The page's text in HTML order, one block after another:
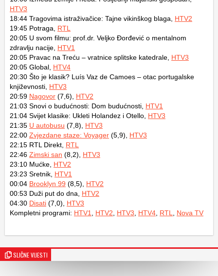
HTV3
18:44 Tragovima istraživačice: Tajne vikinškog blaga, HTV2
19:45 Potraga, RTL
20:05 U svom filmu: prof.dr. Veljko Đorđević o mentalnom
zdravlju nacije, HTV1
20:05 Pravac na Treću – vratnice splitske katedrale, HTV3
20:05 Global, HTV4
20:30 Što je klasik? Luís Vaz de Camoes – otac portugalske
književnosti, HTV3
20:59 Nagovor (7,6), HTV2
21:03 Snovi o budućnosti: Dom budućnosti, HTV1
21:04 Svijet klasike: Ukleti Holandez i Otello, HTV3
21:35 U autobusu (7,8), HTV3
22:00 Zvjezdane staze: Voyager (5,9), HTV3
22:15 RTL Direkt, RTL
22:46 Zimski san (8,2), HTV3
23:10 Mućke, HTV2
23:23 Sretnik, HTV1
00:04 Brooklyn 99 (8,5), HTV2
00:53 Duži put do dna, HTV2
04:30 Disati (7,0), HTV3
Kompletni programi: HTV1 HTV2 HTV3 HTV4 RTL Nova TV
SLIČNE VIJESTI